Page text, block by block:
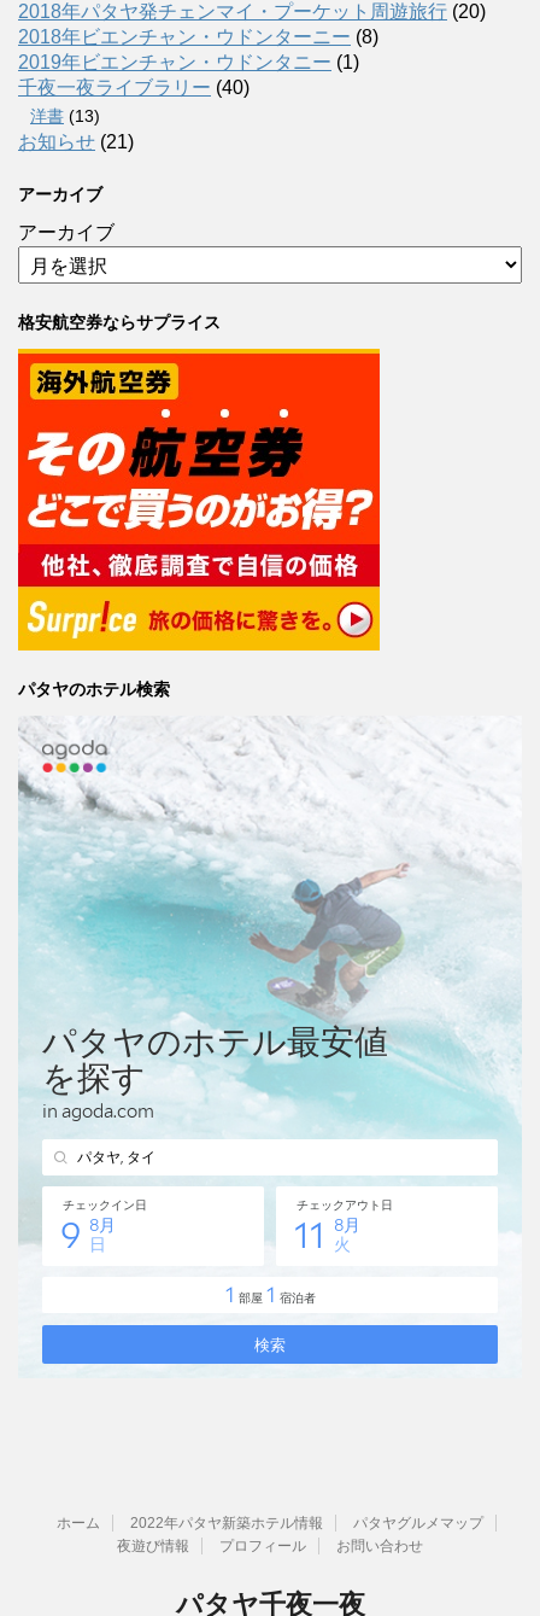
2018年パタヤ発チェンマイ・プーケット周遊旅行 (20)
2018年ビエンチャン・ウドンターニー (8)
2019年ビエンチャン・ウドンタニー (1)
千夜一夜ライブラリー (40)
洋書 (13)
お知らせ (21)
アーカイブ
アーカイブ
格安航空券ならサプライス
パタヤのホテル検索
ホーム 2022年パタヤ新築ホテル情報
パタヤグルメマップ
夜遊び情報
プロフィール お問い合わせ
パタヤ千夜一夜